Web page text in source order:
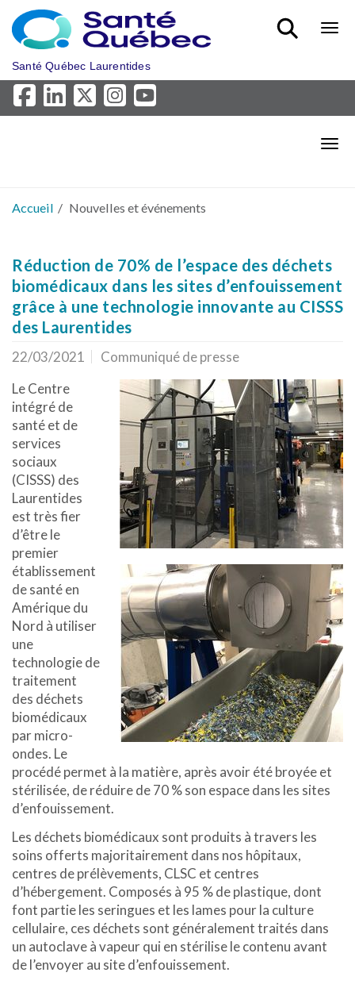
Aller au menu principal
Santé Québec Laurentides
Accueil Nouvelles et événements
Réduction de 70% de l’espace des déchets
biomédicaux dans les sites d’enfouissement
grâce à une technologie innovante au CISSS
des Laurentides
22/03/2021
Communiqué de presse
Le Centre
intégré de
santé et de
services
sociaux
(CISSS) des
Laurentides
est très fier
d’être le
premier
établissement
de santé en
Amérique du
Nord à utiliser
une
technologie de
traitement
des déchets
biomédicaux
par micro-
ondes. Le
procédé permet à la matière, après avoir été broyée et
stérilisée, de réduire de 70 % son espace dans les sites
d’enfouissement.
Les déchets biomédicaux sont produits à travers les
soins offerts majoritairement dans nos hôpitaux,
centres de prélèvements, CLSC et centres
d’hébergement. Composés à 95 % de plastique, dont
font partie les seringues et les lames pour la culture
cellulaire, ces déchets sont généralement traités dans
un autoclave à vapeur qui en stérilise le contenu avant
de l’envoyer au site d’enfouissement.